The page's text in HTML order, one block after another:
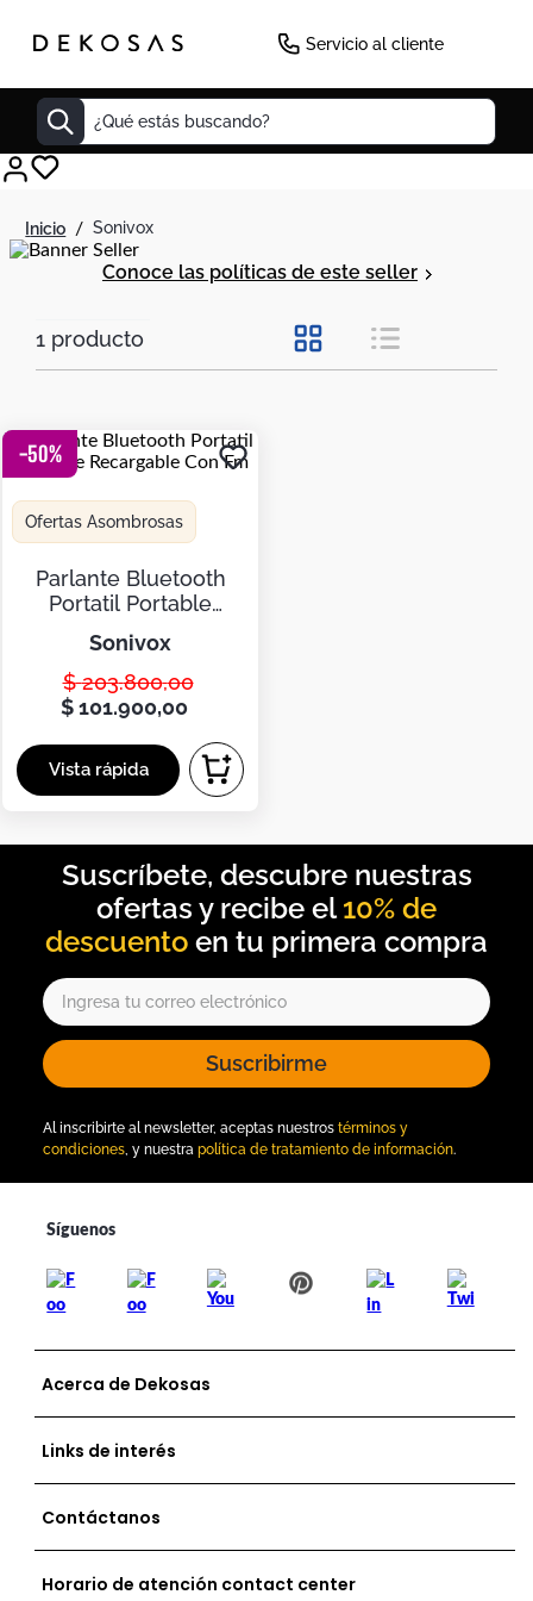
Servicio al cliente
¿Qué estás buscando?
sonivox
Conoce las políticas de este seller
1 producto
-50%
Ofertas Asombrosas
Parlante Bluetooth
Portatil Portable
Recargable Con Fm
sonivox
$ 203.800,00
$ 101.900,00
10% de
descuento
Suscribirme
Al inscribirte al newsletter, aceptas nuestros términos y
condiciones, y nuestra política de tratamiento de información.
Acerca de Dekosas
Links de interés
Contáctanos
Horario de atención contact center
Decoracion
Cabecero
Lamparas
Sillas
Duvet
Botas
Dko